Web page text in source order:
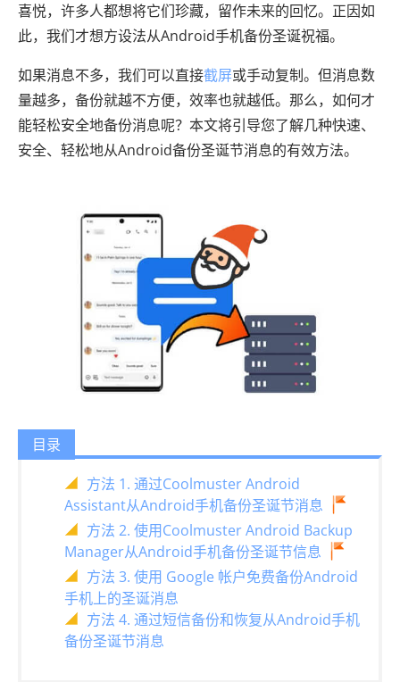
喜悦，许多人都想将它们珍藏，留作未来的回忆。正因如​​
此，我们才想方设法从Android手机备份圣诞祝福。
如果消息不多，我们可以直接截屏或手动复制。但消息数
量越多，备份就越不方便，效率也就越低。那么，如何才
能轻松安全地备份消息呢？本文将引导您了解几种快速、
安全、轻松地从Android备份圣诞节消息的有效方法。
目录
方法 1. 通过Coolmuster Android
Assistant从Android手机备份圣诞节消息
方法 2. 使用Coolmuster Android Backup
Manager从Android手机备份圣诞节信息
方法 3. 使用 Google 帐户免费备份Android
手机上的圣诞消息
方法 4. 通过短信备份和恢复从Android手机
备份圣诞节消息